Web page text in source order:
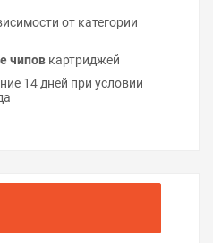
от категории
чипов картриджей
14 дней при условии